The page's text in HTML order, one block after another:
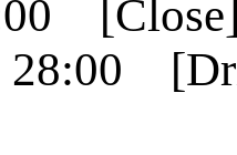
28:00